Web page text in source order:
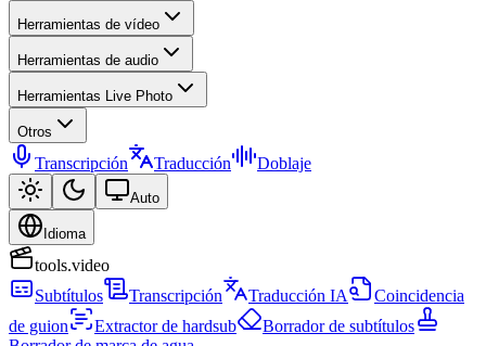
Herramientas de vídeo
Herramientas de audio
Herramientas Live Photo
Otros
Transcripción Traducción Doblaje
Auto
Idioma
tools.video
Subtítulos
Transcripción Traducción IA
Coincidencia
de guion
Extractor de hardsub
Borrador de subtítulos